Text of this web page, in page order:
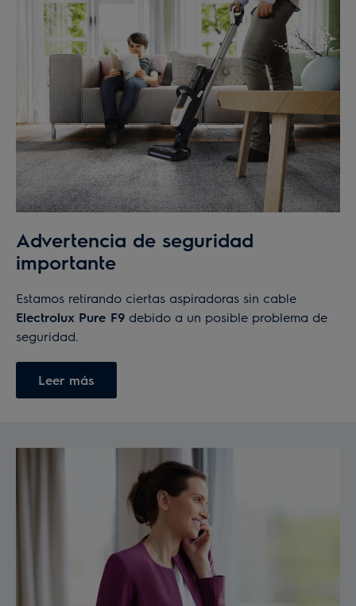
Advertencia de seguridad
importante
Estamos retirando ciertas aspiradoras sin cable
Electrolux Pure F9 debido a un posible problema de
seguridad.
Leer más